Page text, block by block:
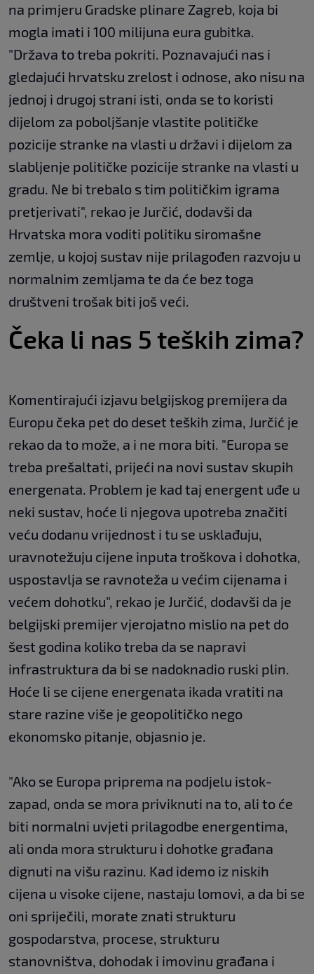
na primjeru Gradske plinare Zagreb, koja bi
mogla imati i 100 milijuna eura gubitka.
"Država to treba pokriti. Poznavajući nas i
gledajući hrvatsku zrelost i odnose, ako nisu na
jednoj i drugoj strani isti, onda se to koristi
dijelom za poboljšanje vlastite političke
pozicije stranke na vlasti u državi i dijelom za
slabljenje političke pozicije stranke na vlasti u
gradu. Ne bi trebalo s tim političkim igrama
pretjerivati", rekao je Jurčić, dodavši da
Hrvatska mora voditi politiku siromašne
zemlje, u kojoj sustav nije prilagođen razvoju u
normalnim zemljama te da će bez toga
društveni trošak biti još veći.
Čeka li nas 5 teških zima?
Komentirajući izjavu belgijskog premijera da
Europu čeka pet do deset teških zima, Jurčić je
rekao da to može, a i ne mora biti. "Europa se
treba prešaltati, prijeći na novi sustav skupih
energenata. Problem je kad taj energent uđe u
neki sustav, hoće li njegova upotreba značiti
veću dodanu vrijednost i tu se usklađuju,
uravnotežuju cijene inputa troškova i dohotka,
uspostavlja se ravnoteža u većim cijenama i
većem dohotku", rekao je Jurčić, dodavši da je
belgijski premijer vjerojatno mislio na pet do
šest godina koliko treba da se napravi
infrastruktura da bi se nadoknadio ruski plin.
Hoće li se cijene energenata ikada vratiti na
stare razine više je geopolitičko nego
ekonomsko pitanje, objasnio je.
"Ako se Europa priprema na podjelu istok-
zapad, onda se mora priviknuti na to, ali to će
biti normalni uvjeti prilagodbe energentima,
ali onda mora strukturu i dohotke građana
dignuti na višu razinu. Kad idemo iz niskih
cijena u visoke cijene, nastaju lomovi, a da bi se
oni spriječili, morate znati strukturu
gospodarstva, procese, strukturu
stanovništva, dohodak i imovinu građana i